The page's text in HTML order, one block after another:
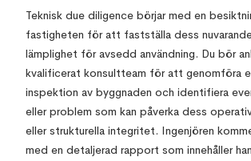
Teknisk due diligence börjar med en
fastigheten för att fastställa dess
lämplighet för avsedd användning. Du bör
kvalificerat konsultteam för att genomföra
inspektion av byggnaden och identifiera
eller problem som kan påverka dess
eller strukturella integritet. Ingenjören
med en detaljerad rapport som innehåller